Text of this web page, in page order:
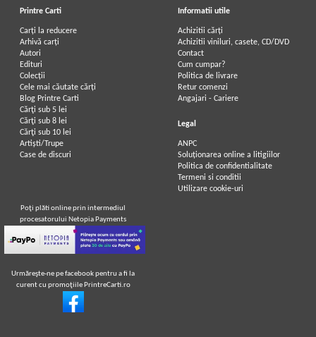
Printre Carti
Carți la reducere
Arhivă carți
Autori
Edituri
Colecții
Cele mai căutate cărți
Blog Printre Carti
Cărţi sub 5 lei
Cărţi sub 8 lei
Cărţi sub 10 lei
Artiști/Trupe
Case de discuri
Informatii utile
Achizitii cărți
Achizitii viniluri, casete, CD/DVD
Contact
Cum cumpar?
Politica de livrare
Retur comenzi
Angajari - Cariere
Legal
ANPC
Soluționarea online a litigiilor
Politica de confidentialitate
Termeni si conditii
Utilizare cookie-uri
Poţi plăti online prin intermediul
procesatorului Netopia Payments
Urmăreşte-ne pe facebook pentru a fi la
curent cu promoţiile PrintreCarti.ro